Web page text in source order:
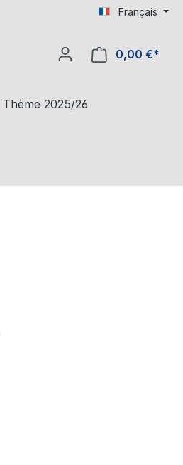
Français
0,00 €*
Thème 2025/26